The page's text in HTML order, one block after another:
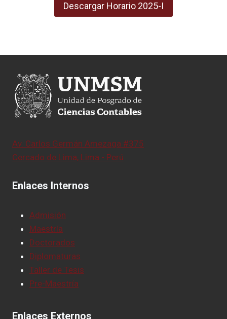
Descargar Horario 2025-I
Av. Carlos Germán Amezaga #375
Cercado de Lima, Lima - Perú
Enlaces Internos
Admisión
Maestría
Doctorados
Diplomaturas
Taller de Tesis
Pre-Maestría
Enlaces Externos